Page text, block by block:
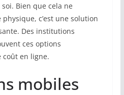
Bien que cela ne
c’est une solution
Des institutions
ces options
en ligne.
mobiles